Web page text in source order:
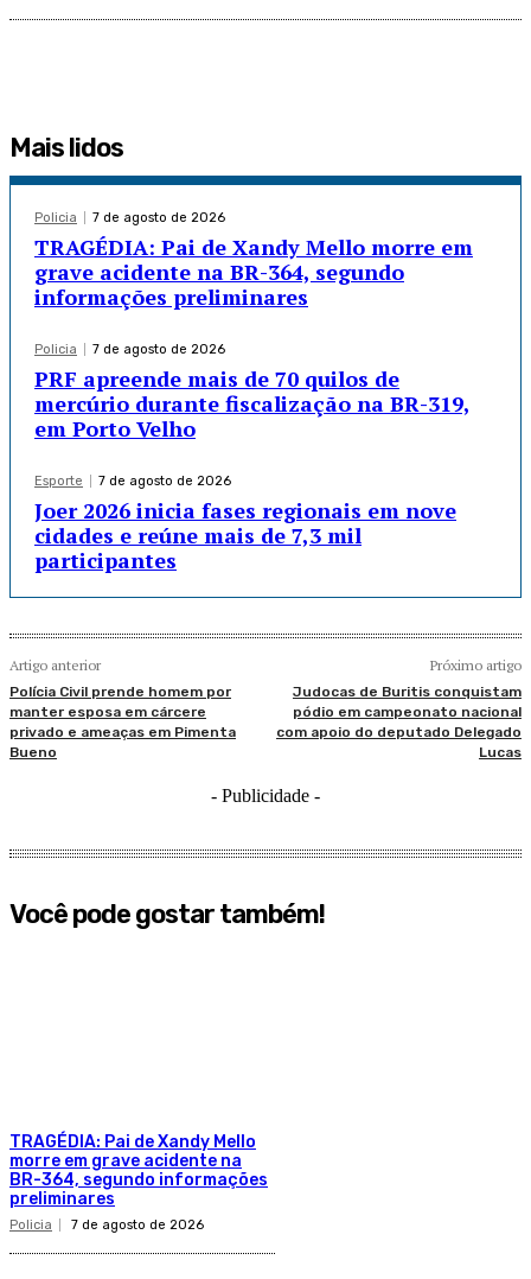
Mais lidos
Policia 7 de agosto de 2026
TRAGÉDIA: Pai de Xandy Mello morre em
grave acidente na BR-364, segundo
informações preliminares
Policia 7 de agosto de 2026
PRF apreende mais de 70 quilos de
mercúrio durante fiscalização na BR-319,
em Porto Velho
Esporte 7 de agosto de 2026
Joer 2026 inicia fases regionais em nove
cidades e reúne mais de 7,3 mil
participantes
Artigo anterior
Polícia Civil prende homem por
manter esposa em cárcere
privado e ameaças em Pimenta
Bueno
Próximo artigo
Judocas de Buritis conquistam
pódio em campeonato nacional
com apoio do deputado Delegado
Lucas
- Publicidade -
Você pode gostar também!
TRAGÉDIA: Pai de Xandy Mello
morre em grave acidente na
BR-364, segundo informações
preliminares
Policia 7 de agosto de 2026